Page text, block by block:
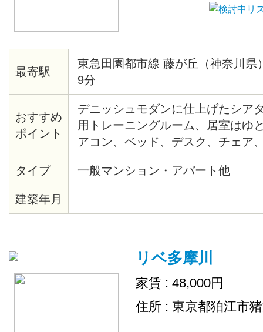
最寄駅
東急田園都市線 藤が丘（神奈川
9分
おすすめ
ポイント
デニッシュモダンに仕上げたシア
用トレーニングルーム、居室はゆ
アコン、ベッド、デスク、チェア
引っ越しも簡単。収納も十分です
タイプ
一般マンション・アパート他
建築年月
リベ多摩川
家賃 : 48,000円
住所 : 東京都狛江市